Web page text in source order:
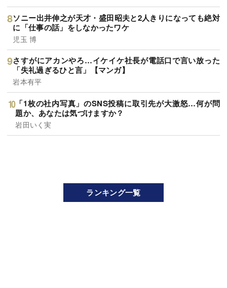
ソニー出井伸之が天才・盛田昭夫と2人きりになっても絶対
に「仕事の話」をしなかったワケ
児玉 博
さすがにアカンやろ…イケイケ社長が電話口で言い放った
「失礼過ぎるひと言」【マンガ】
岩本有平
「1枚の社内写真」のSNS投稿に取引先が大激怒…何が問
題か、あなたは気づけますか？
岩田いく実
ランキング一覧